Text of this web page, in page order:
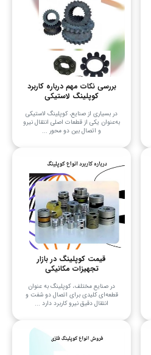
بررسی نکات مهم درباره کاربرد
کوپلینگ لاستیکی
در بسیاری از صنایع، کوپلینگ لاستیکی
به‌عنوان یکی از قطعات اصلی انتقال نیرو
و اتصال بین دو محور ...
قیمت کوپلینگ در بازار
تجهیزات مکانیکی
در صنایع مختلف، کوپلینگ به عنوان
قطعه‌ای کلیدی برای اتصال دو شفت و
انتقال دقیق نیرو کاربرد دارد ...